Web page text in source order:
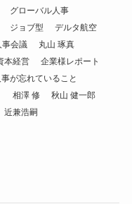
グローバル人事
ジョブ型
デルタ航空
事会議
丸山 琢真
本経営
企業様レポート
が忘れていること
相澤 修
秋山 健一郎
近兼浩嗣